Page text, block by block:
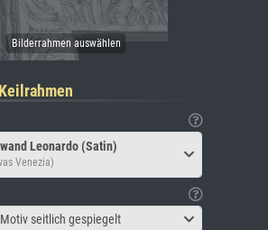
Leonardo (Satin)
Venezia)
seitlich gespiegelt